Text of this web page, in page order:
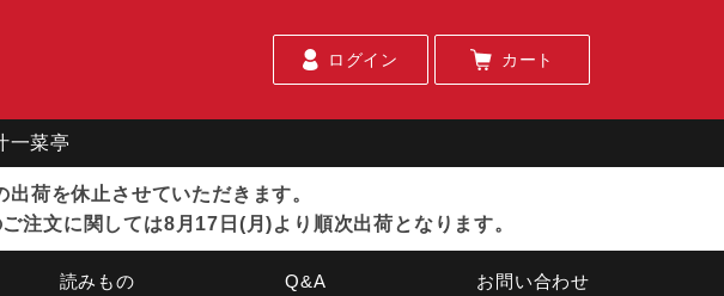
ログイン カート
一菜亭
荷を休止させていただきます。
注文に関しては8月17日(月)より順次出荷となります。
読みもの Q&A お問い合わせ